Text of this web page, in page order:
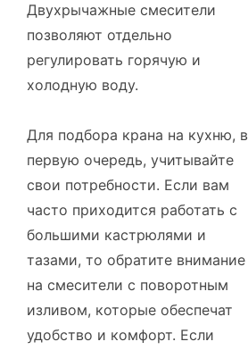
Двухрычажные смесители
позволяют отдельно
регулировать горячую и
холодную воду.
Для подбора крана на кухню, в
первую очередь, учитывайте
свои потребности. Если вам
часто приходится работать с
большими кастрюлями и
тазами, то обратите внимание
на смесители с поворотным
изливом, которые обеспечат
удобство и комфорт. Если